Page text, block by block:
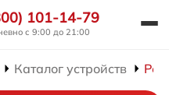
101-14-79
с 9:00 до 21:00
Каталог устройств